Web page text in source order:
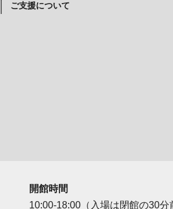
ご支援について
開館時間
10:00-18:00（入場は閉館の30分